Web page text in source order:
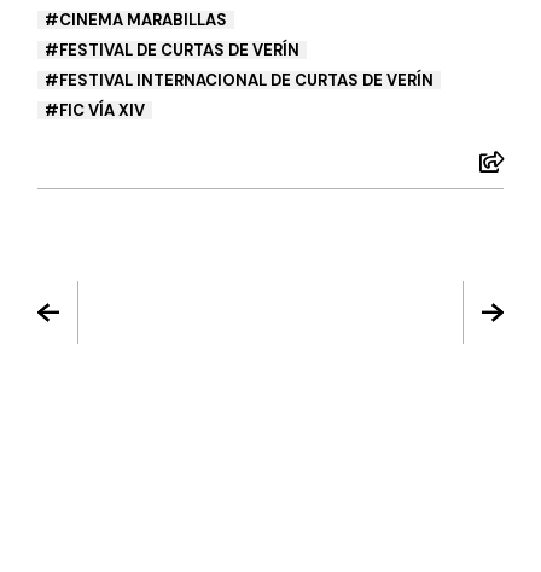
CINEMA MARABILLAS
FESTIVAL DE CURTAS DE VERÍN
FESTIVAL INTERNACIONAL DE CURTAS DE VERÍN
FIC VÍA XIV